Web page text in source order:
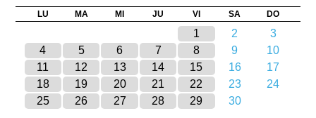
LU MA MI JU VI SA DO
1 2
3
4
5 6 7 8 9
10
11
12 13 14 15 16
17
18
19 20 21 22 23
24
25
26 27 28 29 30